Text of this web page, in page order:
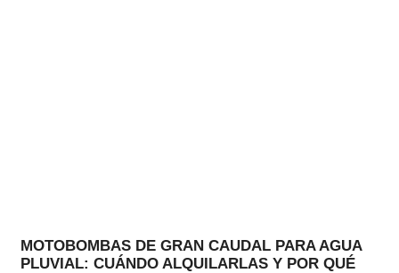
MOTOBOMBAS DE GRAN CAUDAL PARA AGUA
PLUVIAL: CUÁNDO ALQUILARLAS Y POR QUÉ